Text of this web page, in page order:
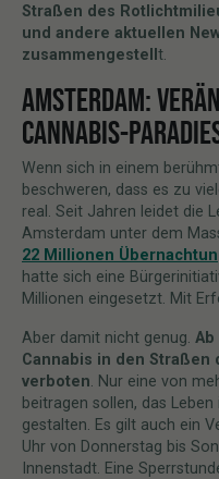
Straßen des
und andere aktuellen
zusammengestell t.
AMSTERDAM:
CANNABIS-
Wenn sich in einem
beschweren, dass es zu
real. Seit Jahren leidet die
Amsterdam unter dem
22 Millionen
hatte sich eine
Millionen eingesetzt. Mit
Aber damit nicht genug. Ab
Cannabis in den
verboten. Nur eine von
beitragen sollen, das
gestalten. Es gilt auch ein
Uhr von Donnerstag bis
Innenstadt. Eine